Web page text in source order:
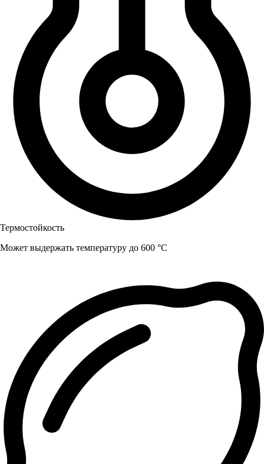
Термостойкость
Может выдержать температуру до 600 °C